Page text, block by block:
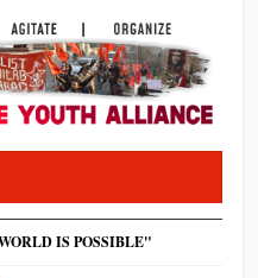
IS POSSIBLE"